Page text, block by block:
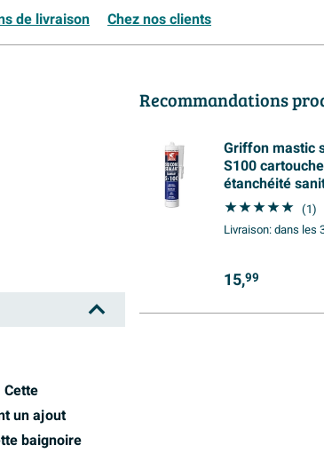
de livraison Chez nos clients
un ajout
baignoire
Recommandations
Griffon mastic
S100
étanchéité
(1)
Livraison:dans les
15,99